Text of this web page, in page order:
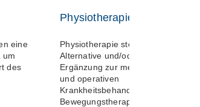
Physiotherapie
Physiotherapie stellt eine
Alternative und/oder sinnvolle
Ergänzung zur medikamentösen
und operativen
Krankheitsbehandlung dar.
Bewegungstherapie und
eine
um
des